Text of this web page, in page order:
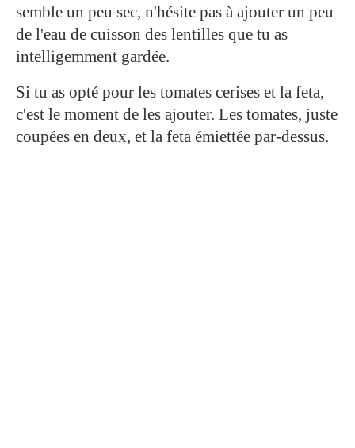
semble un peu sec, n'hésite pas à ajouter un peu
de l'eau de cuisson des lentilles que tu as
intelligemment gardée.
Si tu as opté pour les tomates cerises et la feta,
c'est le moment de les ajouter. Les tomates, juste
coupées en deux, et la feta émiettée par-dessus.